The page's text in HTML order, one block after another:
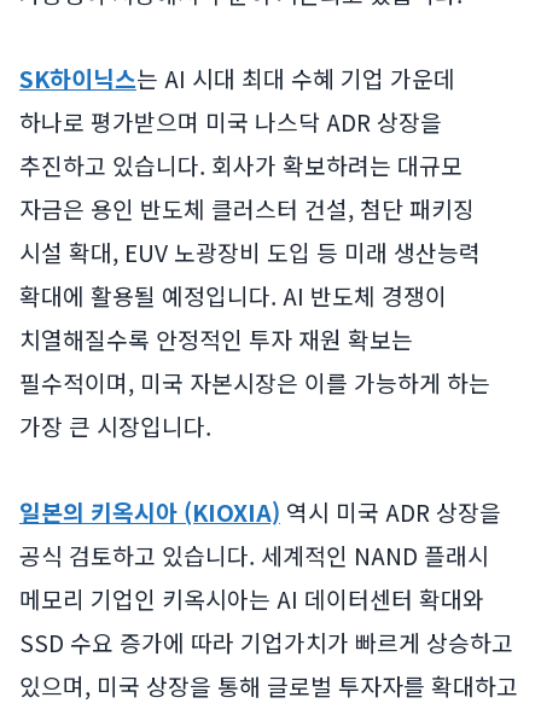
SK하이닉스는 AI 시대 최대 수혜 기업 가운데
하나로 평가받으며 미국 나스닥 ADR 상장을
추진하고 있습니다. 회사가 확보하려는 대규모
자금은 용인 반도체 클러스터 건설, 첨단 패키징
시설 확대, EUV 노광장비 도입 등 미래 생산능력
확대에 활용될 예정입니다. AI 반도체 경쟁이
치열해질수록 안정적인 투자 재원 확보는
필수적이며, 미국 자본시장은 이를 가능하게 하는
가장 큰 시장입니다.
일본의 키옥시아 (KIOXIA) 역시 미국 ADR 상장을
공식 검토하고 있습니다. 세계적인 NAND 플래시
메모리 기업인 키옥시아는 AI 데이터센터 확대와
SSD 수요 증가에 따라 기업가치가 빠르게 상승하고
있으며, 미국 상장을 통해 글로벌 투자자를 확대하고